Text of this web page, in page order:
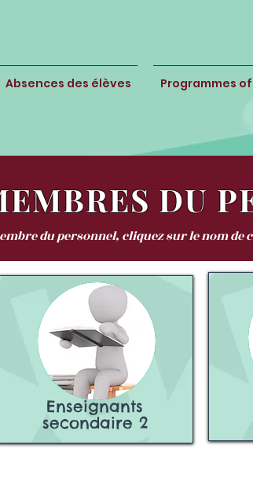
Absences des élèves Programmes
DU
du personnel, cliquez sur le nom de
Enseignants
secondaire 2